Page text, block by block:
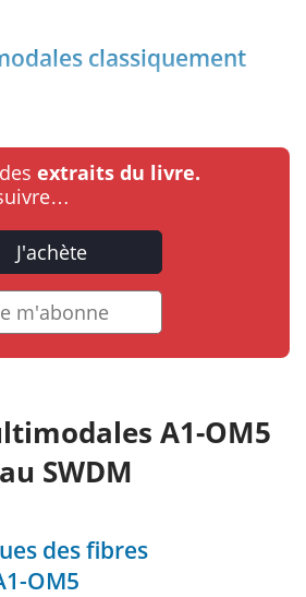
classiquement
extraits du livre.
J'achète
m'abonne
A1-OM5
SWDM
des fibres
OM5